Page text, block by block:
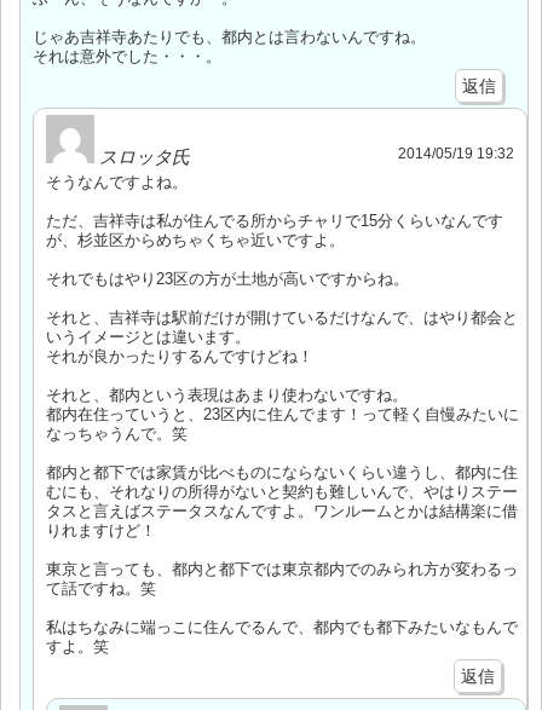
じゃあ吉祥寺あたりでも、都内とは言わないんですね。
それは意外でした・・・。
返信
スロッタ氏 2014/05/19 19:32
そうなんですよね。
ただ、吉祥寺は私が住んでる所からチャリで15分くらいなんです
が、杉並区からめちゃくちゃ近いですよ。
それでもはやり23区の方が土地が高いですからね。
それと、吉祥寺は駅前だけが開けているだけなんで、はやり都会と
いうイメージとは違います。
それが良かったりするんですけどね！
それと、都内という表現はあまり使わないですね。
都内在住っていうと、23区内に住んでます！って軽く自慢みたいに
なっちゃうんで。笑
都内と都下では家賃が比べものにならないくらい違うし、都内に住
むにも、それなりの所得がないと契約も難しいんで、やはりステー
タスと言えばステータスなんですよ。ワンルームとかは結構楽に借
りれますけど！
東京と言っても、都内と都下では東京都内でのみられ方が変わるっ
て話ですね。笑
私はちなみに端っこに住んでるんで、都内でも都下みたいなもんで
すよ。笑
返信